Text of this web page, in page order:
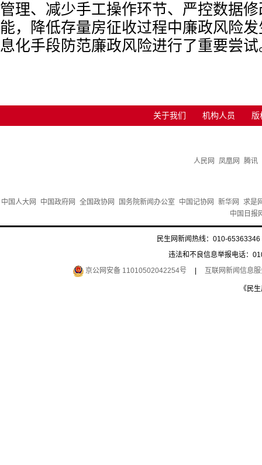
管理、减少手工操作环节、严控数据
能，降低存量房征收过程中廉政风险
息化手段防范廉政风险进行了重要尝
关于我们 机构人员 版
人民网 凤凰网 腾讯
中国人大网 中国政府网 全国政协网 国务院新闻办公室 中国记协网 新华网
求是
中国日报
民生网新闻热线：010-
违法和不良信息举报电话：
京公网安备 11010502042254号
互联网新闻信息
《民